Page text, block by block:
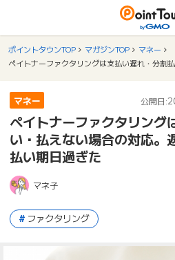
ポイントタウンTOP マガジンTOP
マネー
マネー 公開日:
ペイトナーファクタリング
い・払えない場合の対応。
払い期日過ぎた
マネ子
ファクタリング